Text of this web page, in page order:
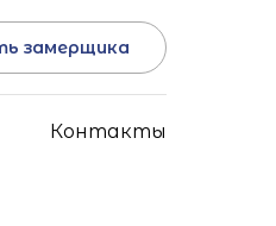
замерщика
Контакты